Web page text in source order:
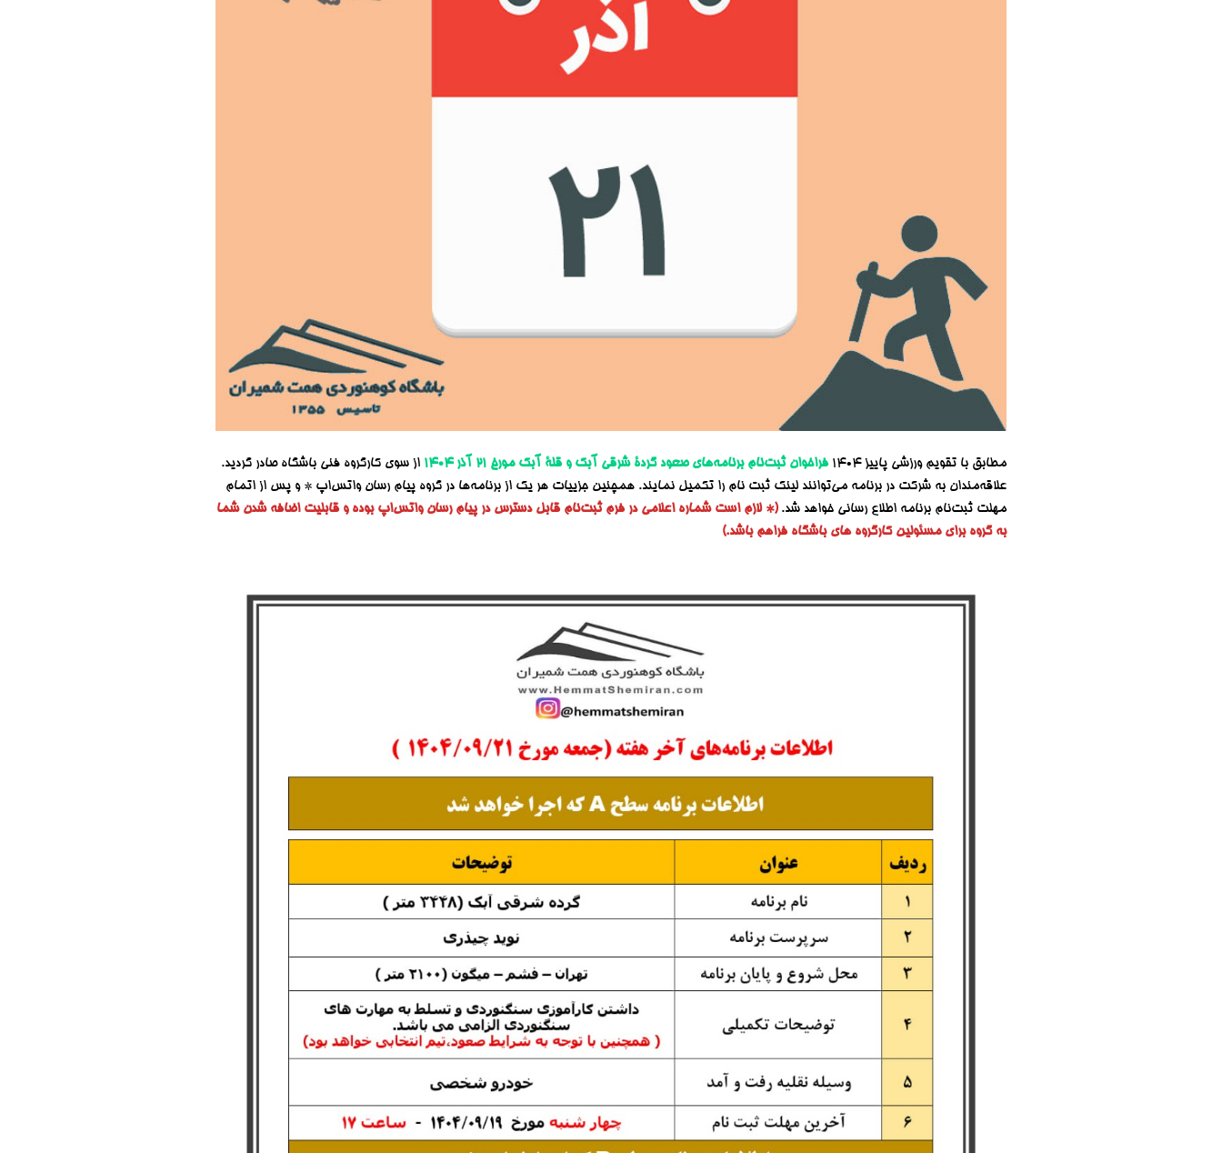
مطابق با تقویم ورزشی پاییز ۱۴۰۴ فراخوان ثبت‌نام برنامه‌های صعود گردۀ شرقی آبک و قلۀ آبک مورخ ۲۱ آذر ۱۴۰۴
از سوی کارگروه فنی باشگاه صادر گردید.
علاقه‌مندان به شرکت در برنامه می‌توانند لینک ثبت نام را تکمیل نمایند. همچنین جزییات هر یک از برنامه‌ها در گروه پیام رسان واتس‌اپ * و پس از اتمام
مهلت ثبت‌نام برنامه اطلاع رسانی خواهد شد. (* لازم است شماره اعلامی در فرم ثبت‌نام قابل دسترس در پیام رسان واتس‌اپ بوده و قابلیت اضافه شدن شما
به گروه برای مسئولین کارگروه های باشگاه فراهم باشد.)